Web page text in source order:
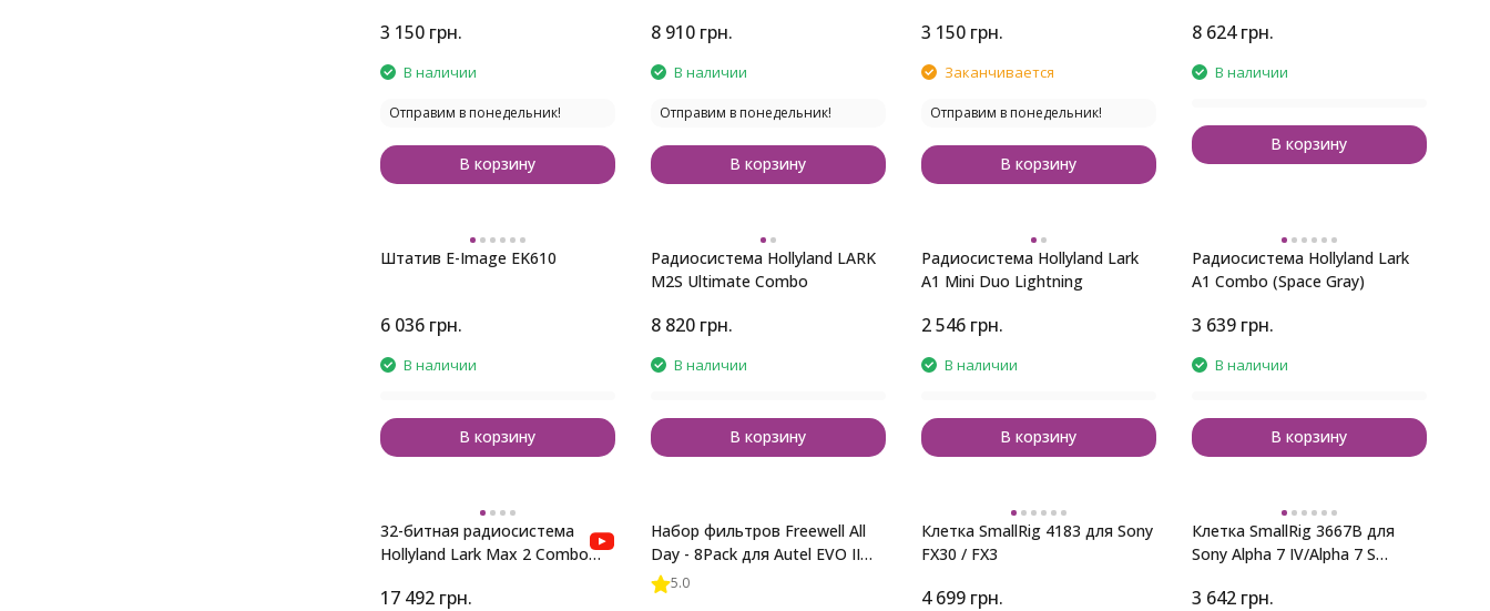
3 150 грн.
В наличии
Отправим в понедельник!
В корзину
8 910 грн.
В наличии
Отправим в понедельник!
В корзину
3 150 грн.
Заканчивается
Отправим в понедельник!
В корзину
8 624 грн.
В наличии
В корзину
Штатив E-Image EK610
6 036 грн.
В наличии
В корзину
Радиосистема Hollyland LARK
M2S Ultimate Combo
8 820 грн.
В наличии
В корзину
Радиосистема Hollyland Lark
A1 Mini Duo Lightning
2 546 грн.
В наличии
В корзину
Радиосистема Hollyland Lark
A1 Combo (Space Gray)
3 639 грн.
В наличии
В корзину
32-битная радиосистема
Hollyland Lark Max 2 Combo
17 492 грн.
Набор фильтров Freewell All
Day - 8Pack для Autel EVO II
Pro 6K
5.0
Клетка SmallRig 4183 для Sony
FX30 / FX3
4 699 грн.
Клетка SmallRig 3667B для
Sony Alpha 7 IV/Alpha 7 S
3 642 грн.